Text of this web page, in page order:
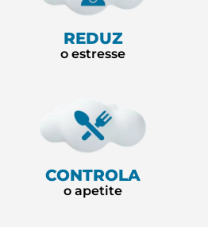
REDUZ
o estresse
CONTROLA
o apetite